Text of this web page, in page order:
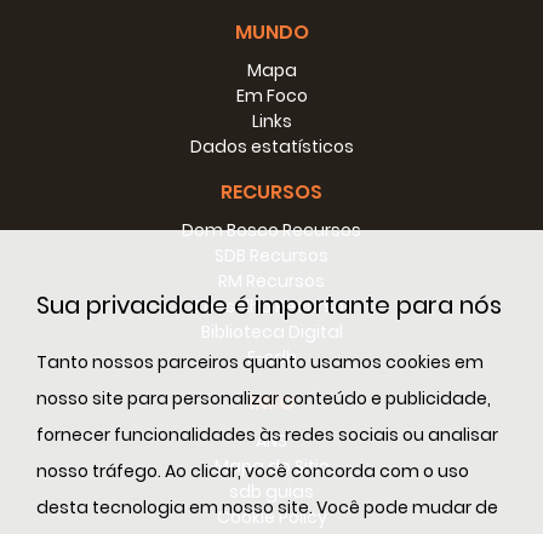
Sua privacidade é importante para nós
Tanto nossos parceiros quanto usamos cookies em
nosso site para personalizar conteúdo e publicidade,
fornecer funcionalidades às redes sociais ou analisar
nosso tráfego. Ao clicar, você concorda com o uso
desta tecnologia em nosso site. Você pode mudar de
MUNDO
Mapa
Em Foco
Links
Dados estatísticos
RECURSOS
Dom Bosco Recursos
Conselho Recursos
E-sdb
INFO
ANS
Mapa do Sitio
Cookie Policy